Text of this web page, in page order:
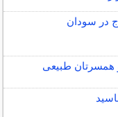
در سودان
همسرتان طبیعی